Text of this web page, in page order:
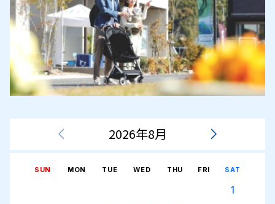
2026年8月
SUN MON TUE WED THU FRI SAT
1